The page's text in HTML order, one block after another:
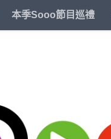
本季Sooo節目巡禮